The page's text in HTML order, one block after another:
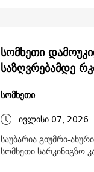
სომხეთი
საზღვრებამდე
სომხეთი
ივლისი 07, 2026
საუბარია გიუმრი-
სომხეთი სარკინიგზო